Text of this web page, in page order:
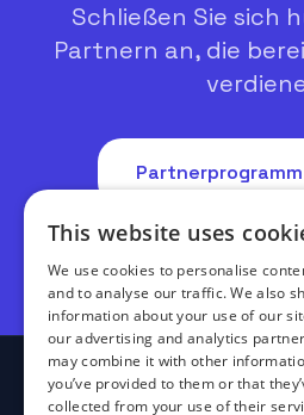
Schließen Sie sich
Partnern an, die
Mit Ihrer Teilnahme akzeptieren
This website uses
We use cookies to personalise
and to analyse our traffic. We also
information about your use of our
our advertising and analytics
may combine it with other
you’ve provided to them or that
collected from your use of their